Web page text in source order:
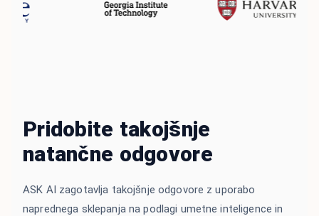
Pridobite takojšnje
natančne odgovore
ASK AI zagotavlja takojšnje odgovore z uporabo
naprednega sklepanja na podlagi umetne inteligence in